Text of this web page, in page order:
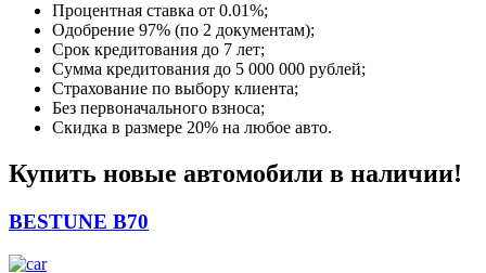
Процентная ставка от 0.01%;
Одобрение 97% (по 2 документам);
Срок кредитования до 7 лет;
Сумма кредитования до 5 000 000 рублей;
Страхование по выбору клиента;
Без первоначального взноса;
Скидка в размере 20% на любое авто.
Купить новые автомобили в наличии!
BESTUNE B70